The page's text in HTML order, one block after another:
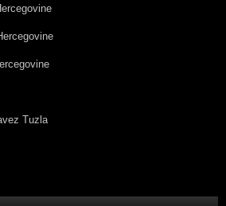
Tuzla